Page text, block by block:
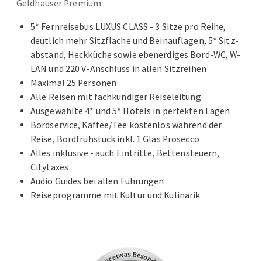
Geldhauser Premium
5* Fernreisebus LUXUS CLASS - 3 Sitze pro Reihe,
deutlich mehr Sitzfläche und Beinauflagen, 5* Sitz-
abstand, Heckküche sowie ebenerdiges Bord-WC, W-
LAN und 220 V-Anschluss in allen Sitzreihen
Maximal 25 Personen
Alle Reisen mit fachkundiger Reiseleitung
Ausgewählte 4* und 5* Hotels in perfekten Lagen
Bordservice, Kaffee/Tee kostenlos während der
Reise, Bordfrühstück inkl. 1 Glas Prosecco
Alles inklusive - auch Eintritte, Bettensteuern,
Citytaxes
Audio Guides bei allen Führungen
Reiseprogramme mit Kultur und Kulinarik